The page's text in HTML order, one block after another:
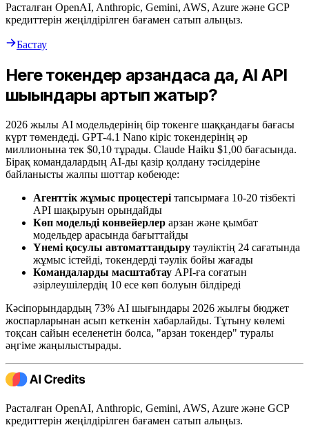
Расталған OpenAI, Anthropic, Gemini, AWS, Azure және GCP
кредиттерін жеңілдірілген бағамен сатып алыңыз.
Бастау
Неге токендер арзандаса да, AI API
шығындары артып жатыр?
2026 жылы AI модельдерінің бір токенге шаққандағы бағасы
күрт төмендеді. GPT-4.1 Nano кіріс токендерінің әр
миллионына тек $0,10 тұрады. Claude Haiku $1,00 бағасында.
Бірақ командалардың AI-ды қазір қолдану тәсілдеріне
байланысты жалпы шоттар көбеюде:
Агенттік жұмыс процестері тапсырмаға 10-20 тізбекті
API шақыруын орындайды
Көп модельді конвейерлер арзан және қымбат
модельдер арасында бағыттайды
Үнемі қосулы автоматтандыру тәуліктің 24 сағатында
жұмыс істейді, токендерді тәулік бойы жағады
Командаларды масштабтау API-ға соғатын
әзірлеушілердің 10 есе көп болуын білдіреді
Кәсіпорындардың 73% AI шығындары 2026 жылғы бюджет
жоспарларынан асып кеткенін хабарлайды. Тұтыну көлемі
тоқсан сайын еселенетін болса, "арзан токендер" туралы
әңгіме жаңылыстырады.
Расталған OpenAI, Anthropic, Gemini, AWS, Azure және GCP
кредиттерін жеңілдірілген бағамен сатып алыңыз.